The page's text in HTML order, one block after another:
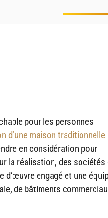
pour les personnes
d’une maison traditionnelle
en considération pour
la réalisation, des sociétés
d’œuvre engagé et une
de bâtiments